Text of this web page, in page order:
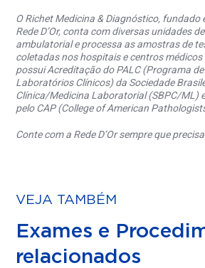
O Richet Medicina & Diagnóstico, fundado
Rede D’Or, conta com diversas unidades
ambulatorial e processa as amostras de
coletadas nos hospitais e centros médicos
possui Acreditação do PALC (Programa
Laboratórios Clínicos) da Sociedade
Clínica/Medicina Laboratorial (SBPC/ML)
pelo CAP (College of American
Conte com a Rede D’Or sempre que
VEJA TAMBÉM
Exames e
relacionados